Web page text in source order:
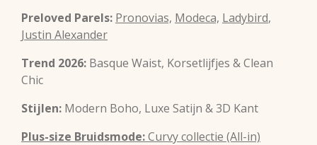
Preloved Parels: Pronovias, Modeca, Ladybird,
Justin Alexander
Trend 2026: Basque Waist, Korsetlijfjes & Clean
Chic
Stijlen: Modern Boho, Luxe Satijn & 3D Kant
Plus-size Bruidsmode:Curvy collectie (All-in)